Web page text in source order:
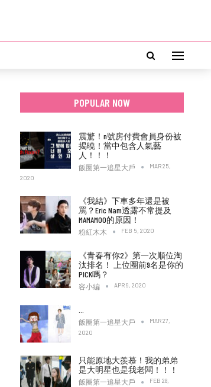
POPULAR NOW
震驚！n號房付費會員身份被
揭曉！當中包含人氣藝
人！！！
飯圈第一追星大戶
MAR 25,
2020
《我結》下車多年還是被
罵？Eric Nam透露不常提及
MAMAMOO的原因！
粉紅木木 FEB 5, 2020
《青春有你2》第一次順位淘
汰排名！ 上位圈前9名是你的
PICK嗎？
容小編 APR 9, 2020
飯圈第一追星大戶
MAR 27,
2020
只能原地大羨慕！我的弟弟
是大明星也是我老闆！！！
飯圈第一追星大戶
FEB 28,